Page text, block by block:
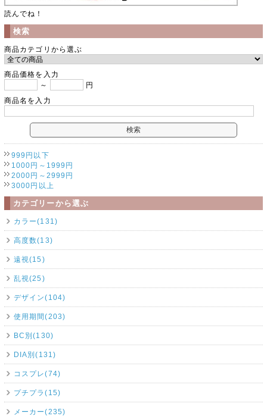
読んでね！
検索
商品カテゴリから選ぶ
商品価格を入力
～
円
商品名を入力
999円以下
1000円～1999円
2000円～2999円
3000円以上
カテゴリーから選ぶ
カラー(131)
高度数(13)
遠視(15)
乱視(25)
デザイン(104)
使用期間(203)
BC別(130)
DIA別(131)
コスプレ(74)
プチプラ(15)
メーカー(235)